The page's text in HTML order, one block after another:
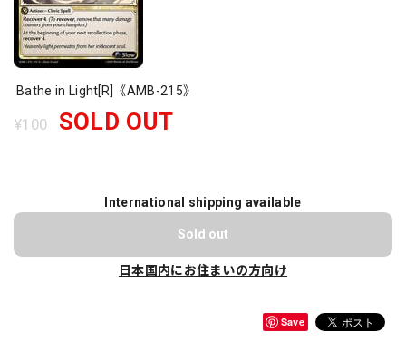
Bathe in Light[R]《AMB-215》
¥100 SOLD OUT
International shipping available
Sold out
日本国内にお住まいの方向け
Save